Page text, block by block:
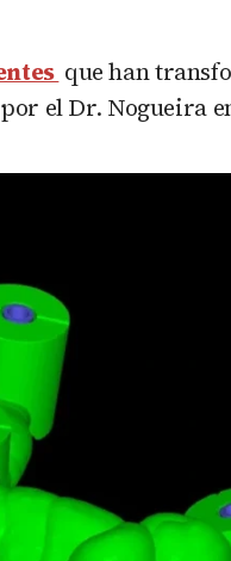
que han
el Dr. Nogueira